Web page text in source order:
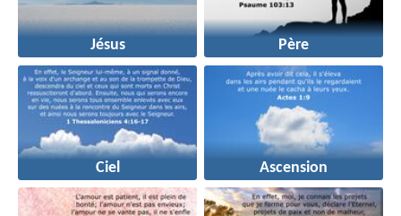
Jésus Père
Ciel Ascension